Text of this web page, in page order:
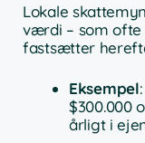
Lokale
værdi – som ofte
fastsætter
Eksempel
$300.000
årligt i